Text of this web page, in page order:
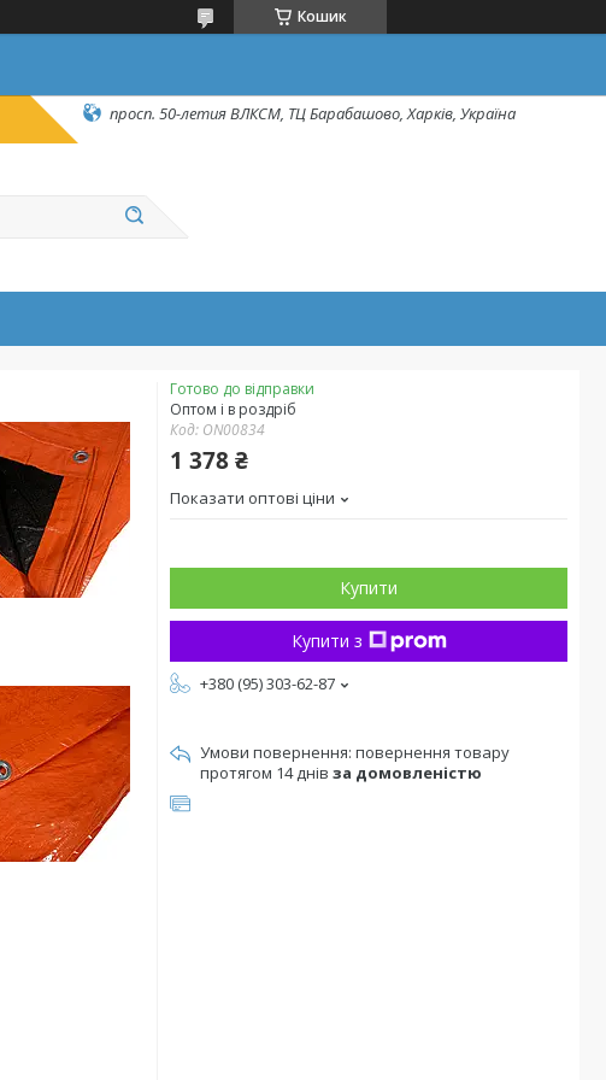
Кошик
просп. 50-летия ВЛКСМ, ТЦ Барабашово, Харків, Україна
Готово до відправки
Оптом і в роздріб
Код: ON00834
1 378 ₴
Показати оптові ціни
Купити
Купити з
+380 (95) 303-62-87
повернення товару
протягом 14 днів за домовленістю